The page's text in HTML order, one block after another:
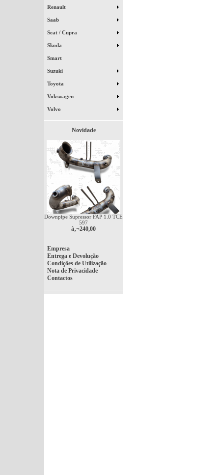
Renault
Saab
Seat / Cupra
Skoda
Smart
Suzuki
Toyota
Vokswagen
Volvo
Novidade
Downpipe Supressor FAP 1.0 TCE
597
â‚¬240,00
Empresa
Entrega e Devolução
Condições de Utilização
Nota de Privacidade
Contactos